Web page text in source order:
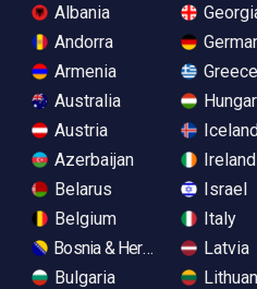
Albania
Andorra
Armenia
Australia
Austria
Azerbaijan
Belarus
Belgium
Bosnia & Herzegovina
Bulgaria
Greece
Ireland
Israel
Italy
Latvia